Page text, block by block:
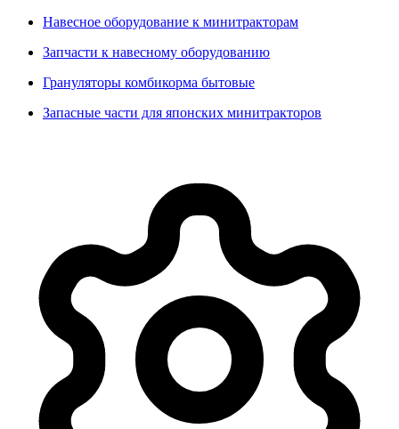
Навесное оборудование к минитракторам
Запчасти к навесному оборудованию
Грануляторы комбикорма бытовые
Запасные части для японских минитракторов